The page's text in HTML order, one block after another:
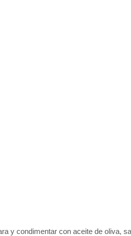
y condimentar con aceite de oliva,